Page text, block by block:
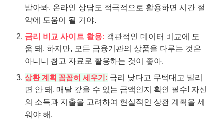
받아봐. 온라인 상담도 적극적으로 활용하면 시간 절
약에 도움이 될 거야.
금리 비교 사이트 활용: 객관적인 데이터 비교에 도
움 돼. 하지만, 모든 금융기관의 상품을 다루는 것은
아니니 참고 자료로 활용하는 것이 좋아.
상환 계획 꼼꼼히 세우기: 금리 낮다고 무턱대고 빌리
면 안 돼. 매달 갚을 수 있는 금액인지 확인 필수! 자신
의 소득과 지출을 고려하여 현실적인 상환 계획을 세
워야 해.